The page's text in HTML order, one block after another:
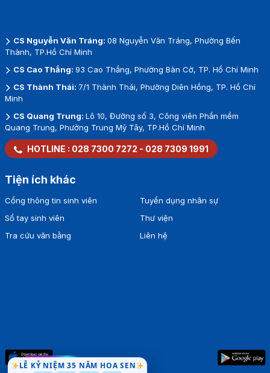
LỄ KỶ NIỆM 35 NĂM HOA SEN
CS Nguyễn Văn Tráng: 08 Nguyễn Văn Tráng, Phường Bến
Thành, TP.Hồ Chí Minh
CS Cao Thắng: 93 Cao Thắng, Phường Bàn Cờ, TP. Hồ Chí Minh
CS Thành Thái: 7/1 Thành Thái, Phường Diên Hồng, TP. Hồ Chí
Minh
CS Quang Trung: Lô 10, Đường số 3, Công viên Phần mềm
Quang Trung, Phường Trung Mỹ Tây, TP.Hồ Chí Minh
HOTLINE : 028 7300 7272 - 028 7309 1991
Tiện ích khác
Cổng thông tin sinh viên
Sổ tay sinh viên
Tra cứu văn bằng
Tuyển dụng nhân sự
Thư viện
Liên hệ